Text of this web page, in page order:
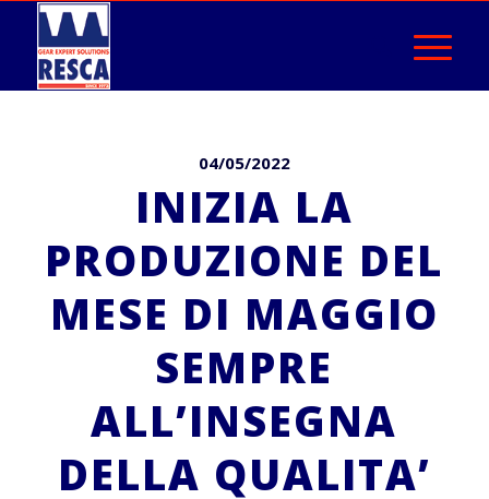
04/05/2022
INIZIA LA
PRODUZIONE DEL
MESE DI MAGGIO
SEMPRE
ALL’INSEGNA
DELLA QUALITA’